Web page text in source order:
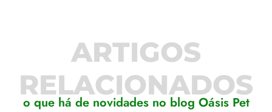
ARTIGOS
RELACIONADOS
o que há de novidades no blog Oásis Pet